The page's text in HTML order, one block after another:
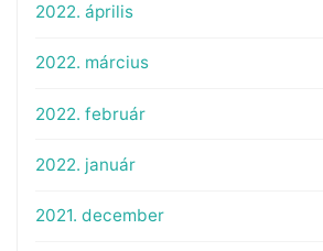
2022. április
2022. március
2022. február
2022. január
2021. december